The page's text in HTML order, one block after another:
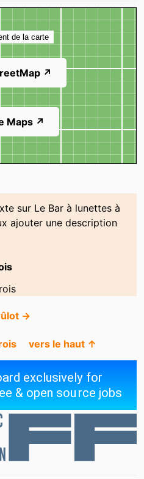
de la carte
↗
Maps ↗
sur Le Bar à lunettes à
ajouter une description
→
vers le haut ↑